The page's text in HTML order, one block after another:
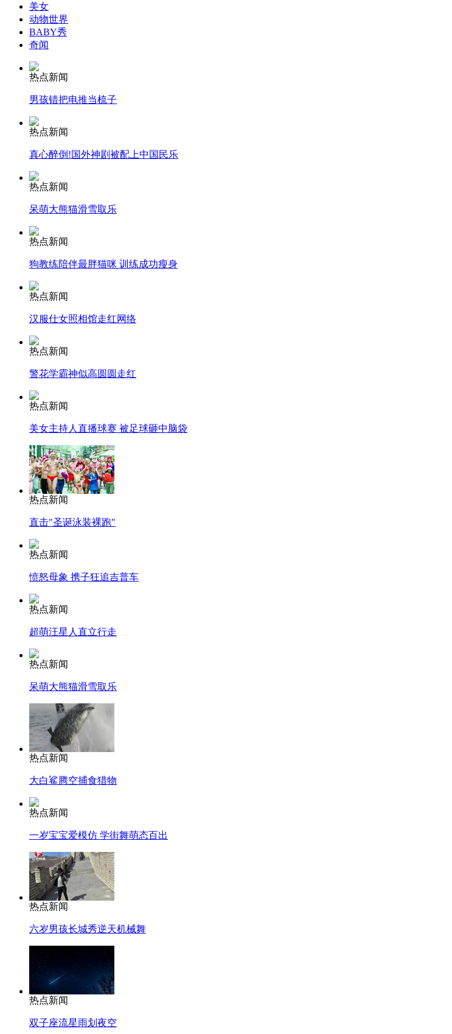
无痛分娩是否安全 医生回应
外交部：反对强权政治霸凌主义
外交部：有关国家言论片面不公正
安徽一实载49人客车翻车
走！跟着总书记去植树
消防员救轻生者
纽约上演“枕头大战”
司机酒驾遇交警 急速倒车逃窜
美女
动物世界
BABY秀
奇闻
热点新闻
男孩错把电推当梳子
热点新闻
真心醉倒!国外神剧被配上中国民乐
热点新闻
呆萌大熊猫滑雪取乐
热点新闻
狗教练陪伴最胖猫咪 训练成功瘦身
热点新闻
汉服仕女照相馆走红网络
热点新闻
警花学霸神似高圆圆走红
热点新闻
美女主持人直播球赛 被足球砸中脑袋
热点新闻
直击"圣诞泳装裸跑"
热点新闻
愤怒母象 携子狂追吉普车
热点新闻
超萌汪星人直立行走
热点新闻
呆萌大熊猫滑雪取乐
热点新闻
大白鲨腾空捕食猎物
热点新闻
一岁宝宝爱模仿 学街舞萌态百出
热点新闻
六岁男孩长城秀逆天机械舞
热点新闻
双子座流星雨划夜空